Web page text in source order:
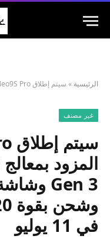
الرئيسية » سيتم إطلاق iQOO Neo9S Pro+ المزود بمعالج Snapdragon 8 Gen 3 وشاشة LTPO بدقة 1.5K وشحن بقوة 120 واط في الصين في 11 يوليو
غير مصنف
في 11 يوليو